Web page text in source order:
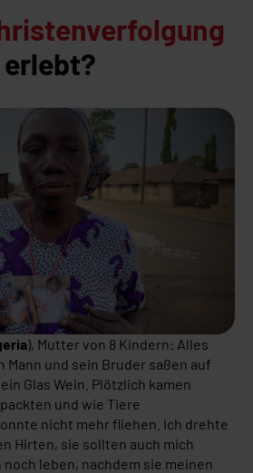
erlebt?
), Mutter von 8 Kindern: Alles
Mann und sein Bruder saßen auf
Glas Wein. Plötzlich kamen
und wie Tiere
nicht mehr fliehen. Ich drehte
Hirten, sie sollten auch mich
leben, nachdem sie meinen